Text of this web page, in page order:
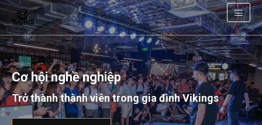
Cơ hội nghề nghiệp
Trở thành thành viên trong gia đình Vikings